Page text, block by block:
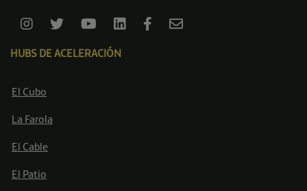
HUBS DE ACELERACIÓN
El Cubo
La Farola
El Cable
El Patio